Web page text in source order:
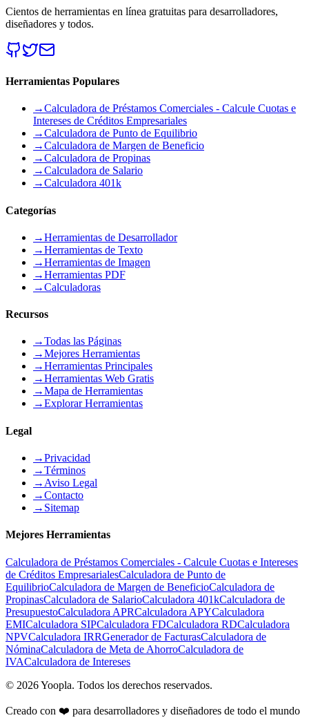
Cientos de herramientas en línea gratuitas para desarrolladores,
diseñadores y todos.
Herramientas Populares
→Calculadora de Préstamos Comerciales - Calcule Cuotas e
Intereses de Créditos Empresariales
→Calculadora de Punto de Equilibrio
→Calculadora de Margen de Beneficio
→Calculadora de Propinas
→Calculadora de Salario
→Calculadora 401k
Categorías
→Herramientas de Desarrollador
→Herramientas de Texto
→Herramientas de Imagen
→Herramientas PDF
→Calculadoras
Recursos
→Todas las Páginas
→Mejores Herramientas
→Herramientas Principales
→Herramientas Web Gratis
→Mapa de Herramientas
→Explorar Herramientas
Legal
→Privacidad
→Términos
→ Aviso Legal
→Contacto
→ Sitemap
Mejores Herramientas
Calculadora de Préstamos Comerciales - Calcule Cuotas e Intereses
de Créditos EmpresarialesCalculadora de Punto de
EquilibrioCalculadora de Margen de BeneficioCalculadora de
PropinasCalculadora de SalarioCalculadora 401kCalculadora de
PresupuestoCalculadora APRCalculadora APYCalculadora
EMICalculadora SIPCalculadora FDCalculadora RDCalculadora
NPVCalculadora IRRGenerador de FacturasCalculadora de
NóminaCalculadora de Meta de AhorroCalculadora de
IVACalculadora de Intereses
© 2026Yoopla. Todos los derechos reservados.
Creado con ❤️ para desarrolladores y diseñadores de todo el mundo